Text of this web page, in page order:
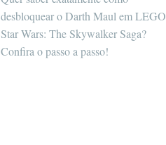
desbloquear o Darth Maul em LEGO
Star Wars: The Skywalker Saga?
Confira o passo a passo!